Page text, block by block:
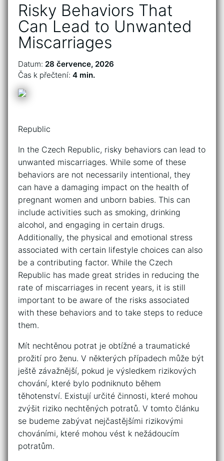
Risky Behaviors That
Can Lead to Unwanted
Miscarriages
Datum: 28 července, 2026
Čas k přečtení: 4 min.
Republic
In the Czech Republic, risky behaviors can lead to
unwanted miscarriages. While some of these
behaviors are not necessarily intentional, they
can have a damaging impact on the health of
pregnant women and unborn babies. This can
include activities such as smoking, drinking
alcohol, and engaging in certain drugs.
Additionally, the physical and emotional stress
associated with certain lifestyle choices can also
be a contributing factor. While the Czech
Republic has made great strides in reducing the
rate of miscarriages in recent years, it is still
important to be aware of the risks associated
with these behaviors and to take steps to reduce
them.
Mít nechtěnou potrat je obtížné a traumatické
prožití pro ženu. V některých případech může být
ještě závažnější, pokud je výsledkem rizikových
chování, které bylo podniknuto během
těhotenství. Existují určité činnosti, které mohou
zvýšit riziko nechtěných potratů. V tomto článku
se budeme zabývat nejčastějšími rizikovými
chováními, které mohou vést k nežádoucím
potratům.